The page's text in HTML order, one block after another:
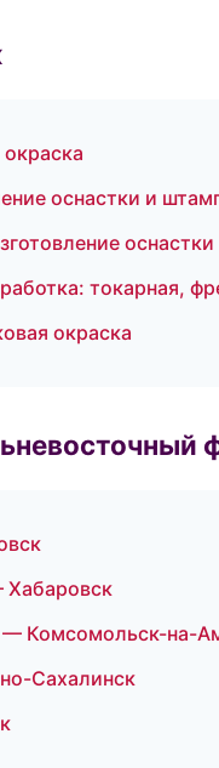
оснастки и
токарная,
окраска
Хабаровск
Комсомольск-на-
Сахалинск